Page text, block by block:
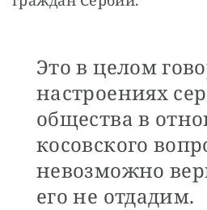
Это в целом
настроениях
общества в
косовского
невозможно
его не отдадим.